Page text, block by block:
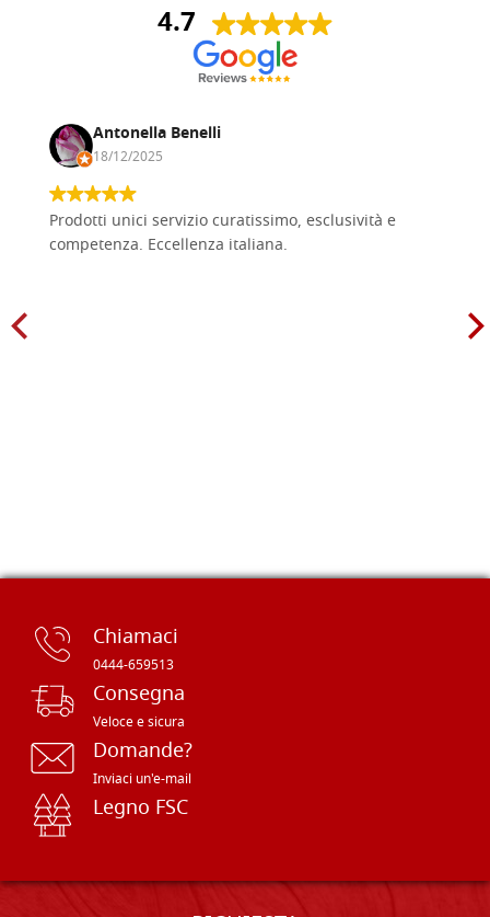
4.7
Antonella Benelli
18/12/2025
Prodotti unici servizio curatissimo, esclusività e
competenza. Eccellenza italiana.
Chiamaci
0444-659513
Consegna
Veloce e sicura
Domande?
Inviaci un'e-mail
Legno FSC